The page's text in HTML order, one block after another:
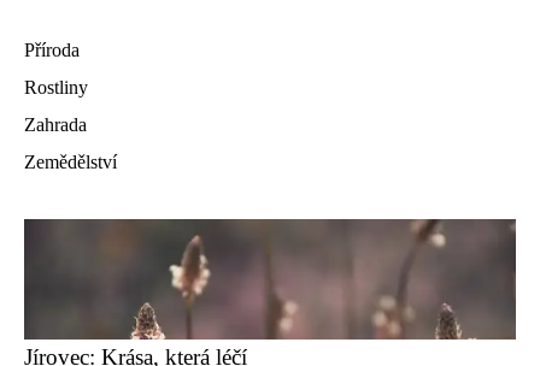
Příroda
Rostliny
Zahrada
Zemědělství
Jírovec: Krása, která léčí